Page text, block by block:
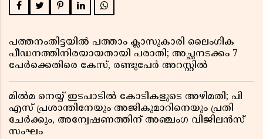
പത്തനംതിട്ടയിൽ പത്താം ക്ലാസുകാരി ലൈംഗിക
പീഡനത്തിനിരയായതായി പരാതി; അച്ഛനടക്കം 7
പേർക്കെതിരെ കേസ്, രണ്ടുപേർ അറസ്റ്റിൽ
മിൽമ നെയ്യ് ഇടപാടിൽ കോടികളുടെ അഴിമതി; പി
എസ് പ്രശാന്തിനേയും അജികുമാറിനെയും പ്രതി
ചേർക്കും, അന്വേഷണത്തിന് അഞ്ചംഗ വിജിലൻസ്
സംഘം